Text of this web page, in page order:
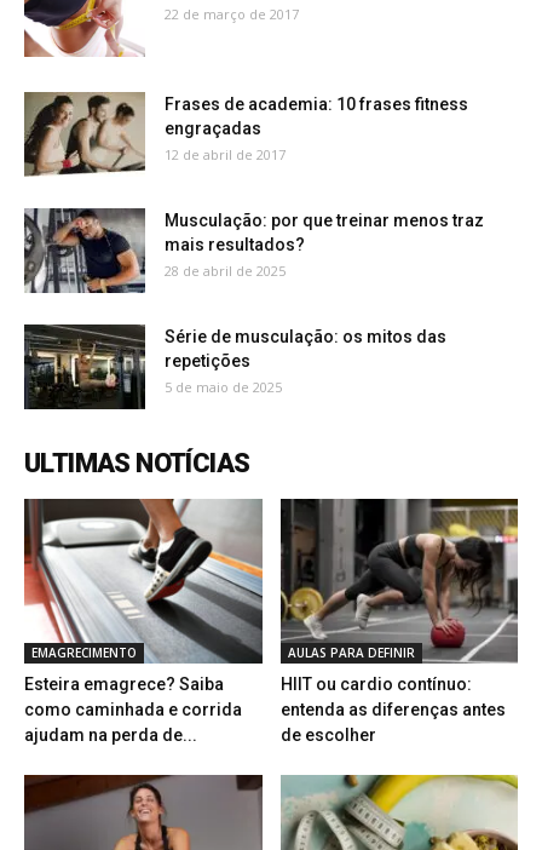
22 de março de 2017
Frases de academia: 10 frases fitness
engraçadas
12 de abril de 2017
Musculação: por que treinar menos traz
mais resultados?
28 de abril de 2025
Série de musculação: os mitos das
repetições
5 de maio de 2025
ULTIMAS NOTÍCIAS
EMAGRECIMENTO
Esteira emagrece? Saiba
como caminhada e corrida
ajudam na perda de...
AULAS PARA DEFINIR
HIIT ou cardio contínuo:
entenda as diferenças antes
de escolher